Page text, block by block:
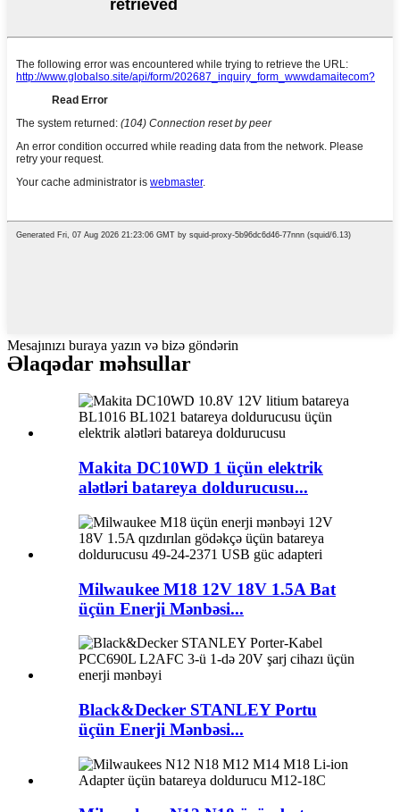
Mesajınızı buraya yazın və bizə göndərin
Əlaqədar məhsullar
Makita DC10WD 1 üçün elektrik
alətləri batareya doldurucusu...
Milwaukee M18 12V 18V 1.5A Bat
üçün Enerji Mənbəsi...
Black&Decker STANLEY Portu
üçün Enerji Mənbəsi...